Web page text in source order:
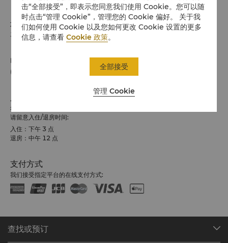
地址
马来西亚Batu Feringgi Beach, 槟城 邮政编码 11100
电话
(60 4) 886 1911
希望您入住愉快
请留意入住/退房时间:
入住：下午 3 点
退房：中午 12 点
支付方式
我们接受指定平台的在线支付方式:
查找或预订
击“全部接受”，即表示您同意我们使用 Cookie。您可以随
时点击“管理 Cookie”，管理您的 Cookie 偏好。 关于我
们如何使用 Cookie 以及您如何更改 Cookie 设置的更多
信息，请查看Cookie 政策。
管理 Cookie
全部接受